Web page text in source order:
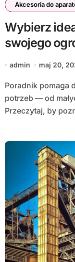
Akcesoria do
Wybierz
swojego
admin maj 20,
Poradnik pomaga dobrać kosiarkę Stihl do różnych
potrzeb — od
Przeczytaj, by